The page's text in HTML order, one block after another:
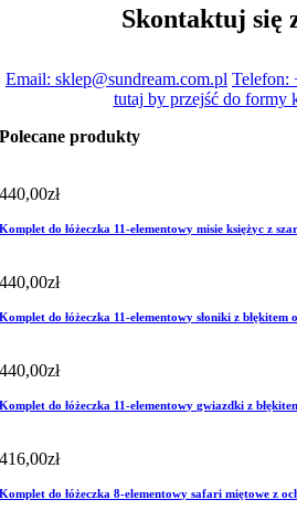
Skontaktuj się
Email: sklep@sundream.com.pl Telefon:
tutaj by przejść do formy
Polecane produkty
440,00zł
Komplet do łóżeczka 11-elementowy misie księżyc z
440,00zł
Komplet do łóżeczka 11-elementowy słoniki z błękitem
440,00zł
Komplet do łóżeczka 11-elementowy gwiazdki z
416,00zł
Komplet do łóżeczka 8-elementowy safari miętowe z